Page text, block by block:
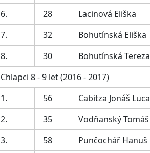
6.
28 Lacinová Eliška
7.
32 Bohutínská Eliška
8.
30 Bohutínská Tereza
Chlapci 8 - 9 let (2016 - 2017)
1.
56 Cabitza Jonáš Luca
2.
35 Vodňanský Tomáš
3.
58 Punčochář Hanuš